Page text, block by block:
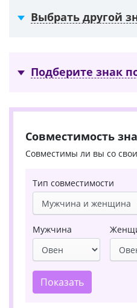
Выбрать другой
Подберите знак
Совместимость
Совместимы ли вы со
Тип совместимости
Мужчина
Показать